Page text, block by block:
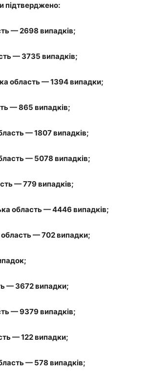
підтверджено:
— 2698 випадків;
— 3735 випадків;
область — 1394 випадки;
— 865 випадків;
— 1807 випадків;
— 5078 випадків;
— 779 випадків;
область — 4446 випадків;
область — 702 випадки;
— 3672 випадки;
— 9379 випадків;
— 122 випадки;
— 578 випадків;